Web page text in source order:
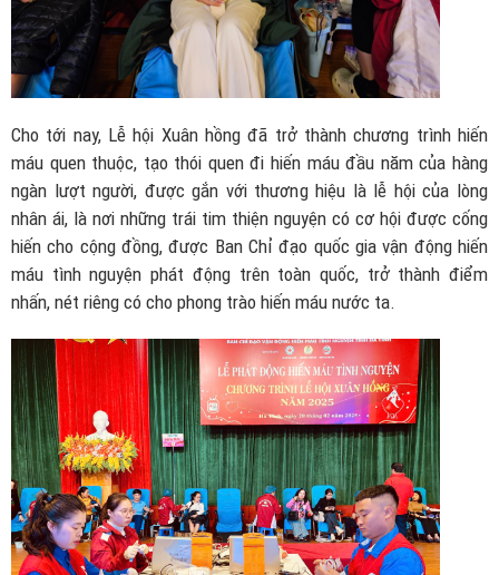
Cho tới nay, Lễ hội Xuân hồng đã trở thành chương trình hiến
máu quen thuộc, tạo thói quen đi hiến máu đầu năm của hàng
ngàn lượt người, được gắn với thương hiệu là lễ hội của lòng
nhân ái, là nơi những trái tim thiện nguyện có cơ hội được cống
hiến cho cộng đồng, được Ban Chỉ đạo quốc gia vận động hiến
máu tình nguyện phát động trên toàn quốc, trở thành điểm
nhấn, nét riêng có cho phong trào hiến máu nước ta.